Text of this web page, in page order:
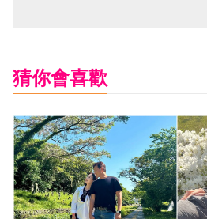
猜你會喜歡